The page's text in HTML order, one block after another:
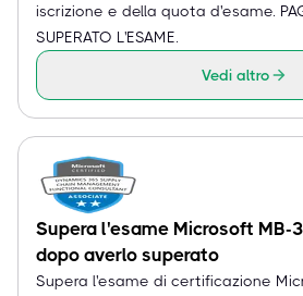
iscrizione e della quota d'esame.
SUPERATO L'ESAME.
Vedi altro
Supera l'esame Microsoft MB-
dopo averlo superato
Supera l'esame di certificazione